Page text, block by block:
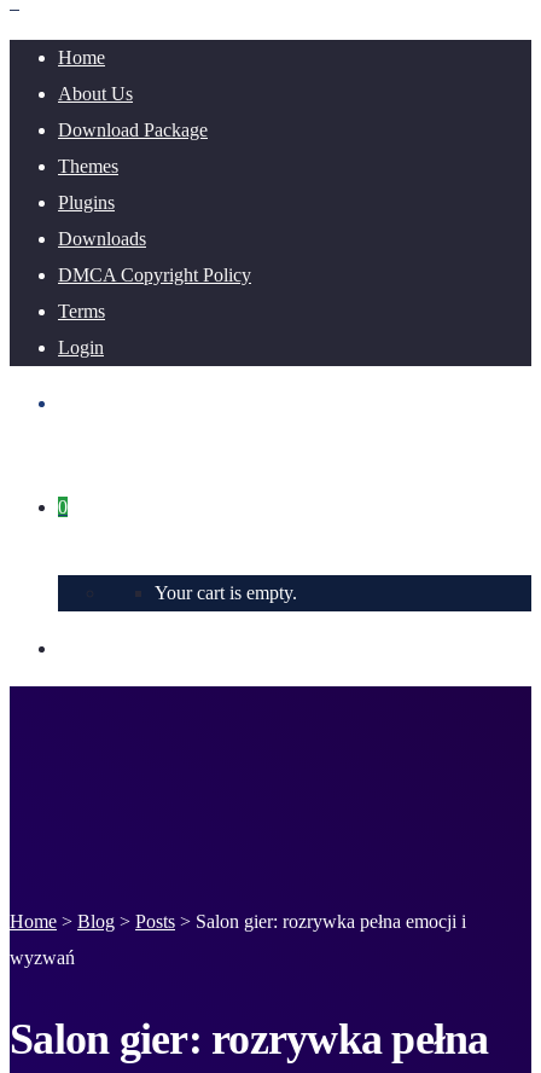
Home
About Us
Download Package
Themes
Plugins
Downloads
DMCA Copyright Policy
Terms
Login
0
Your cart is empty.
Home > Blog > Posts > Salon gier: rozrywka pełna emocji i
wyzwań
Salon gier: rozrywka pełna